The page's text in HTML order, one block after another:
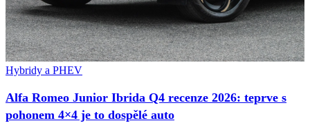
Hybridy a PHEV
Alfa Romeo Junior Ibrida Q4 recenze 2026: teprve s
pohonem 4×4 je to dospělé auto